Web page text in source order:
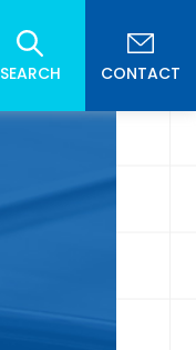
SEARCH CONTACT